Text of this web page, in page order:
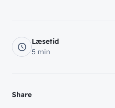
Læsetid
5 min
Share